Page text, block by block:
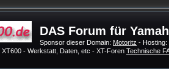
DAS Forum für
Sponsor dieser Domain: Motoritz - Hosting:
XT600 - Werkstatt, Daten, etc - XT-Foren Technische